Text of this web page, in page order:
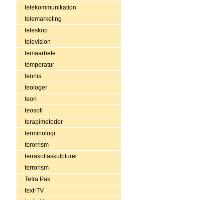
telekommunikation
telemarketing
teleskop
television
temaarbete
temperatur
tennis
teologer
teori
teosofi
terapimetoder
terminologi
terorrism
terrakottaskulpturer
terrorism
Tetra Pak
text-TV